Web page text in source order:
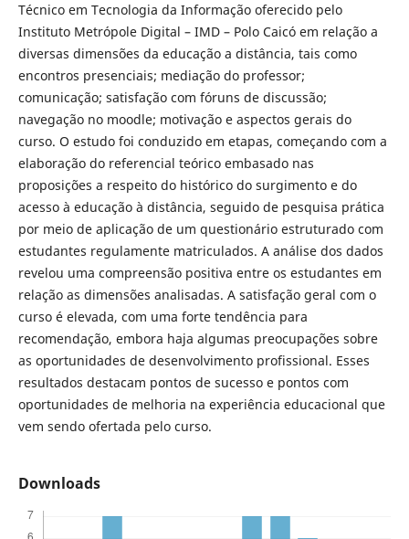
Técnico em Tecnologia da Informação oferecido pelo
Instituto Metrópole Digital – IMD – Polo Caicó em relação a
diversas dimensões da educação a distância, tais como
encontros presenciais; mediação do professor;
comunicação; satisfação com fóruns de discussão;
navegação no moodle; motivação e aspectos gerais do
curso. O estudo foi conduzido em etapas, começando com a
elaboração do referencial teórico embasado nas
proposições a respeito do histórico do surgimento e do
acesso à educação à distância, seguido de pesquisa prática
por meio de aplicação de um questionário estruturado com
estudantes regulamente matriculados. A análise dos dados
revelou uma compreensão positiva entre os estudantes em
relação as dimensões analisadas. A satisfação geral com o
curso é elevada, com uma forte tendência para
recomendação, embora haja algumas preocupações sobre
as oportunidades de desenvolvimento profissional. Esses
resultados destacam pontos de sucesso e pontos com
oportunidades de melhoria na experiência educacional que
vem sendo ofertada pelo curso.
Downloads